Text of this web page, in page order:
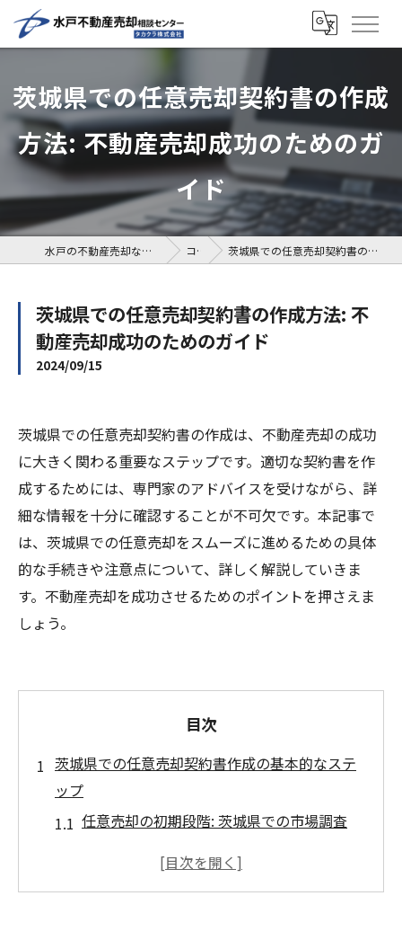
茨城県での任意売却契約書の作成
方法: 不動産売却成功のためのガ
イド
水戸の不動産売却なら水戸不動産売却相談センター コラム 茨城県での任意売却契約書の作成方法: 不動産売却成功のためのガイド
茨城県での任意売却契約書の作成方法: 不
動産売却成功のためのガイド
2024/09/15
茨城県での任意売却契約書の作成は、不動産売却の成功
に大きく関わる重要なステップです。適切な契約書を作
成するためには、専門家のアドバイスを受けながら、詳
細な情報を十分に確認することが不可欠です。本記事で
は、茨城県での任意売却をスムーズに進めるための具体
的な手続きや注意点について、詳しく解説していきま
す。不動産売却を成功させるためのポイントを押さえま
しょう。
目次
茨城県での任意売却契約書作成の基本的なステ
ップ
任意売却の初期段階: 茨城県での市場調査
契約書を作成するための必要な書類と情報